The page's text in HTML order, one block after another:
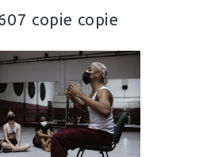
copie copie